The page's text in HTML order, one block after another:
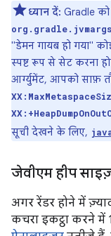
ध्यान दें: Gradle
org.gradle.jvmargs
"डेमन गायब हो गया"
स्पष्ट रूप से सेट करना
आर्ग्युमेंट, आपको साफ़
सूची देखने के लिए,
जेवीएम हीप
अगर रेंडर होने में
कचरा इकट्ठा करने में